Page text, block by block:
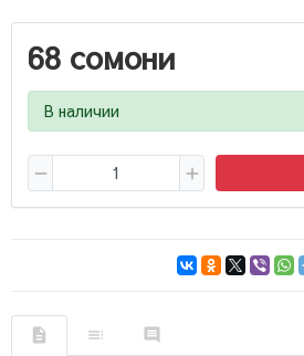
68 сомони
В наличии